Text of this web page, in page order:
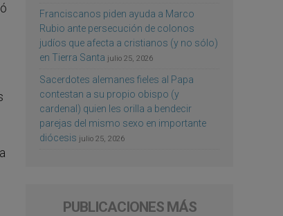
Franciscanos piden ayuda a Marco
Rubio ante persecución de colonos
judíos que afecta a cristianos (y no sólo)
en Tierra Santa julio 25, 2026
Sacerdotes alemanes fieles al Papa
contestan a su propio obispo (y
cardenal) quien les orilla a bendecir
parejas del mismo sexo en importante
diócesis julio 25, 2026
PUBLICACIONES MÁS